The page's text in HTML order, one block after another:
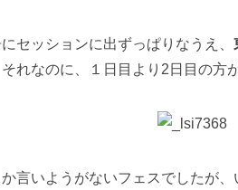
セッションに出ずっぱりなうえ、
れなのに、１日目より2日目の方
か言いようがないフェスでしたが